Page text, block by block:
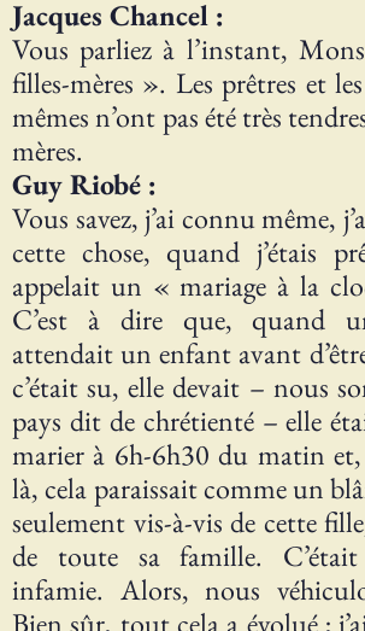
Jacques Chancel :
Vous parliez à l’instant,
filles-mères ». Les prêtres et
mêmes n’ont pas été très
mères.
Guy Riobé :
Vous savez, j’ai connu même,
cette chose, quand j’étais
appelait un « mariage à la
C’est à dire que, quand
attendait un enfant avant
c’était su, elle devait – nous
pays dit de chrétienté – elle
marier à 6h-6h30 du matin
là, cela paraissait comme un
seulement vis-à-vis de cette
de toute sa famille.
infamie. Alors, nous
Bien sûr, tout cela a évolué ;